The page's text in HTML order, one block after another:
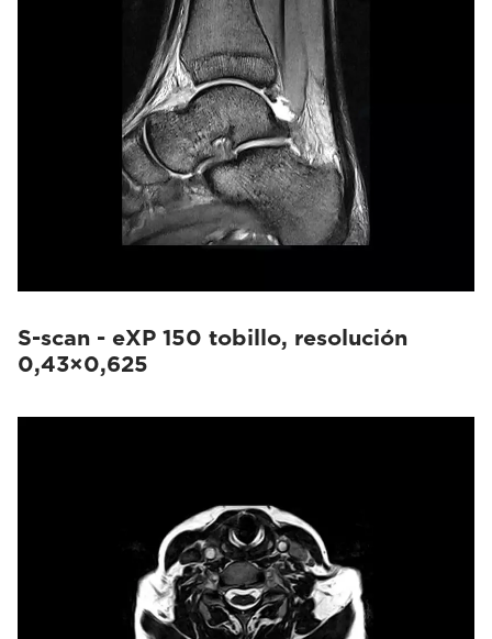
S-scan - eXP 150 tobillo, resolución
0,43×0,625